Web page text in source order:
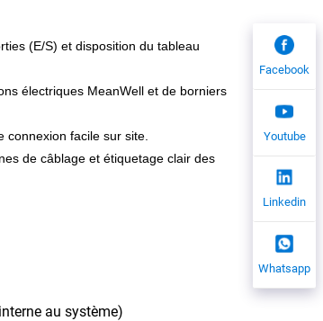
(E/S) et disposition du tableau
électriques MeanWell et de borniers
connexion facile sur site.
de câblage et étiquetage clair des
au système)
Facebook
Youtube
Linkedin
Whatsapp